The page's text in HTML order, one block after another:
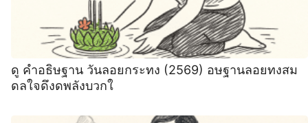
ดู คำอธิษฐาน วันลอยกระทง (2569) อษฐานลอยทงสม
ดลใจดึงดพลังบวกใ